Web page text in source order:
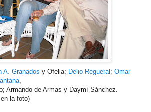
A. Granados y Ofelia; Delio Regueral ; Omar
,
Armando de Armas y Daymí Sánchez.
la foto)